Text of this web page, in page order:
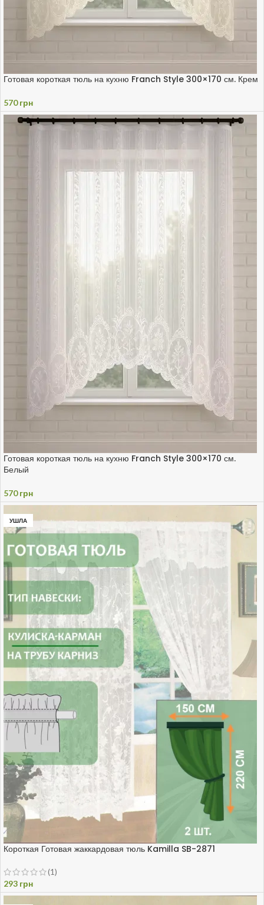
Готовая короткая тюль на кухню Franch Style 300×170 см. Крем
570грн
Готовая короткая тюль на кухню Franch Style 300×170 см.
Белый
570грн
УШЛА
Короткая Готовая жаккардовая тюль Kamilla SB-2871
(1)
293 грн